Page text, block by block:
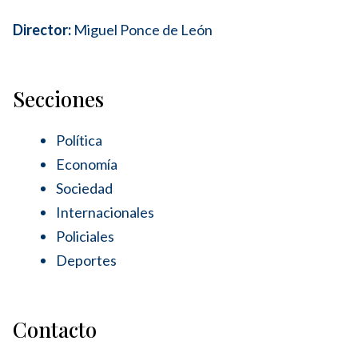
Director: Miguel Ponce de León
Secciones
Política
Economía
Sociedad
Internacionales
Policiales
Deportes
Contacto